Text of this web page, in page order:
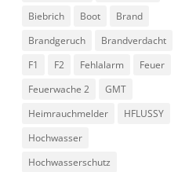
Biebrich
Boot
Brand
Brandgeruch
Brandverdacht
F1
F2 Fehlalarm
Feuer
Feuerwache 2
GMT
Heimrauchmelder
HFLUSSY
Hochwasser
Hochwasserschutz